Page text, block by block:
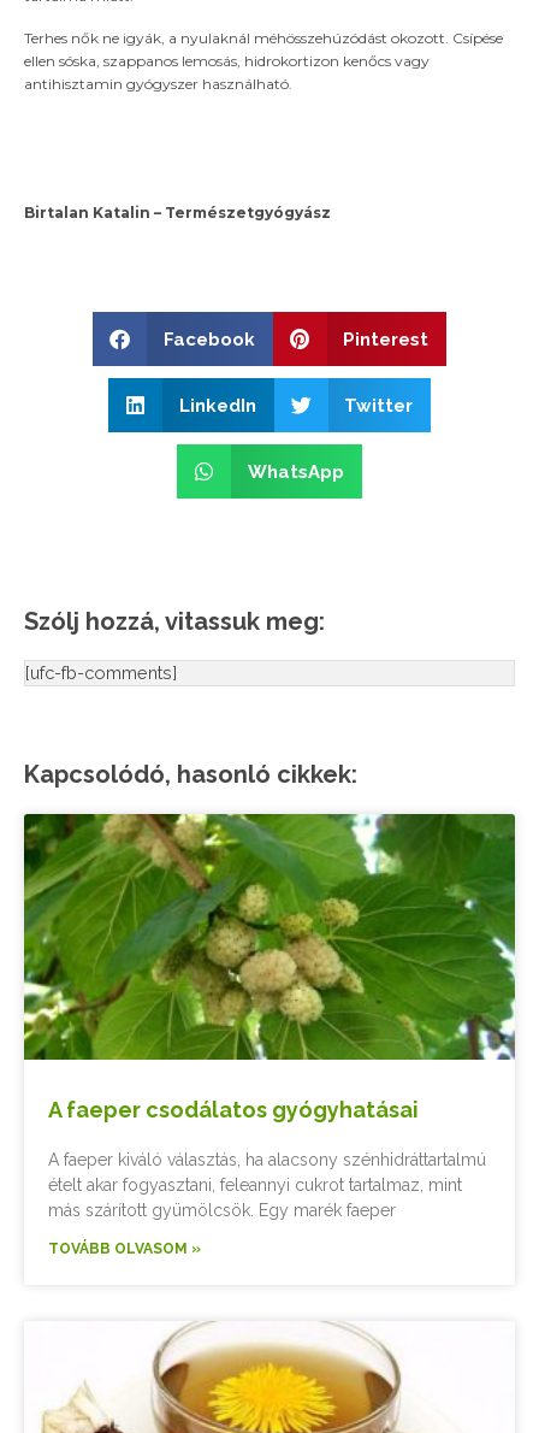
Terhes nők ne igyák, a nyulaknál méhösszehúzódást okozott. Csípése
ellen sóska, szappanos lemosás, hidrokortizon kenőcs vagy
antihisztamin gyógyszer használható.
Birtalan Katalin – Természetgyógyász
Facebook Pinterest
LinkedIn Twitter
WhatsApp
Szólj hozzá, vitassuk meg:
[ufc-fb-comments]
Kapcsolódó, hasonló cikkek:
A faeper csodálatos gyógyhatásai
A faeper kiváló választás, ha alacsony szénhidráttartalmú
ételt akar fogyasztani, feleannyi cukrot tartalmaz, mint
más szárított gyümölcsök. Egy marék faeper
TOVÁBB OLVASOM »